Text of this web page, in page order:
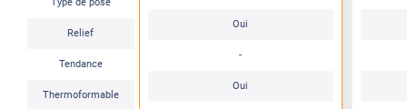
Relief
Tendance
Thermoformable
Oui
-
Oui